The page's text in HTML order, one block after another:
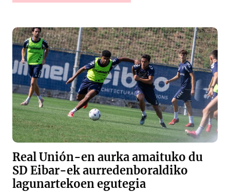
Real Unión-en aurka amaituko du
SD Eibar-ek aurredenboraldiko
lagunartekoen egutegia